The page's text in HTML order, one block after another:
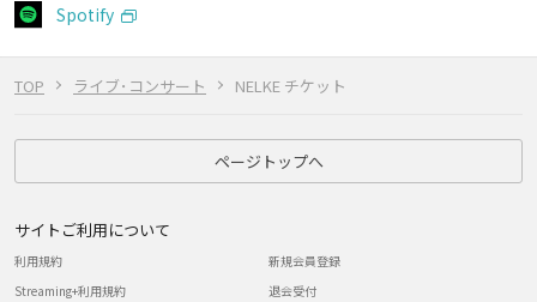
TOP ライブ･コンサート NELKE チケット
Spotify
ページトップへ
サイトご利用について
利用規約
Streaming+利用規約
新規会員登録
退会受付